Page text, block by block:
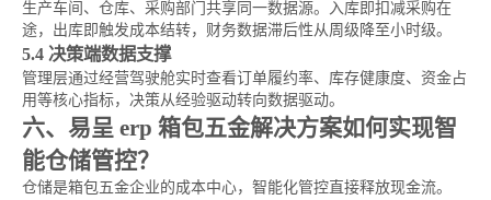
生产车间、仓库、采购部门共享同一数据源。入库即扣减采购在
途，出库即触发成本结转，财务数据滞后性从周级降至小时级。
5.4 决策端数据支撑
管理层通过经营驾驶舱实时查看订单履约率、库存健康度、资金占
用等核心指标，决策从经验驱动转向数据驱动。
六、易呈 erp 箱包五金解决方案如何实现智
能仓储管控？
仓储是箱包五金企业的成本中心，智能化管控直接释放现金流。